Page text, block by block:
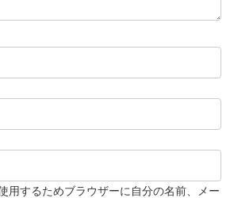
用するためブラウザーに自分の名前、メー